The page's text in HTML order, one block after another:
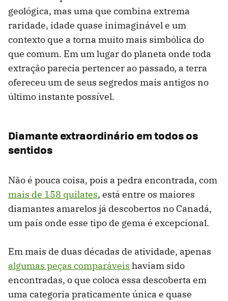
geológica, mas uma que combina extrema
raridade, idade quase inimaginável e um
contexto que a torna muito mais simbólica do
que comum. Em um lugar do planeta onde toda
extração parecia pertencer ao passado, a terra
ofereceu um de seus segredos mais antigos no
último instante possível.
Diamante extraordinário em todos os
sentidos
Não é pouca coisa, pois a pedra encontrada, com
mais de 158 quilates, está entre os maiores
diamantes amarelos já descobertos no Canadá,
um país onde esse tipo de gema é excepcional.
Em mais de duas décadas de atividade, apenas
algumas peças comparáveis ​​haviam sido
encontradas, o que coloca essa descoberta em
uma categoria praticamente única e quase